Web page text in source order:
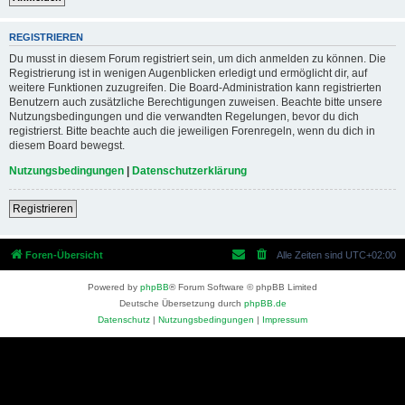
REGISTRIEREN
Du musst in diesem Forum registriert sein, um dich anmelden zu können. Die
Registrierung ist in wenigen Augenblicken erledigt und ermöglicht dir, auf
weitere Funktionen zuzugreifen. Die Board-Administration kann registrierten
Benutzern auch zusätzliche Berechtigungen zuweisen. Beachte bitte unsere
Nutzungsbedingungen und die verwandten Regelungen, bevor du dich
registrierst. Bitte beachte auch die jeweiligen Forenregeln, wenn du dich in
diesem Board bewegst.
Nutzungsbedingungen | Datenschutzerklärung
Registrieren
Foren-Übersicht Alle Zeiten sind UTC+02:00
Powered by phpBB® Forum Software © phpBB Limited
Deutsche Übersetzung durch phpBB.de
Datenschutz | Nutzungsbedingungen | Impressum